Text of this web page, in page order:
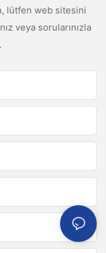
lütfen web sitesini
veya sorularınızla